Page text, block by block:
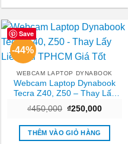
Save
-44%
WEBCAM LAPTOP DYNABOOK
Webcam Laptop Dynabook
Tecra Z40, Z50 – Thay Lấy
₫450,000 Giá
là:
₫450,000.
₫250,000Giá
tại
THÊM VÀO GIỎ HÀNG